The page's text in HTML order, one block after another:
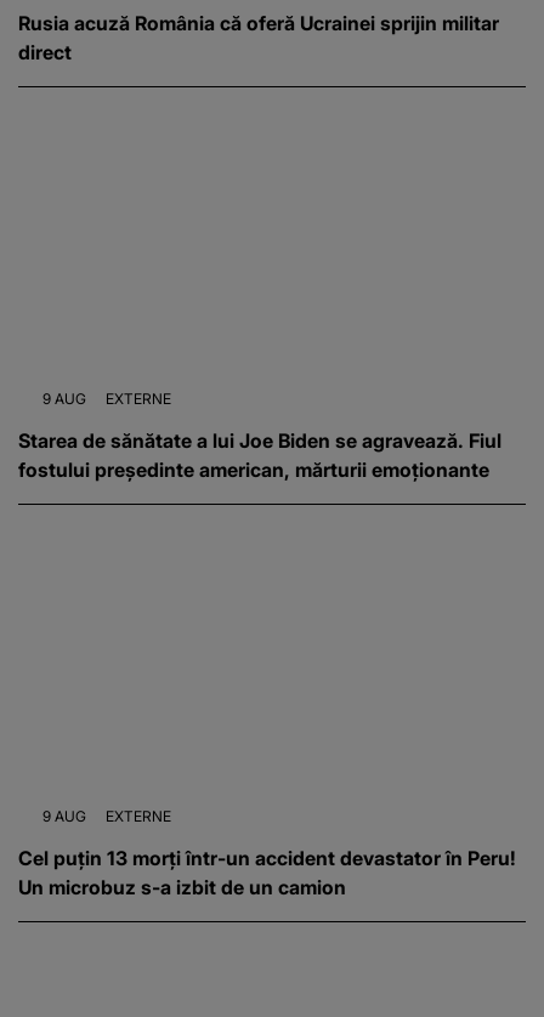
Rusia acuză România că oferă Ucrainei sprijin militar
direct
9 AUG EXTERNE
Starea de sănătate a lui Joe Biden se agravează. Fiul
fostului președinte american, mărturii emoționante
9 AUG EXTERNE
Cel puțin 13 morți într-un accident devastator în Peru!
Un microbuz s-a izbit de un camion